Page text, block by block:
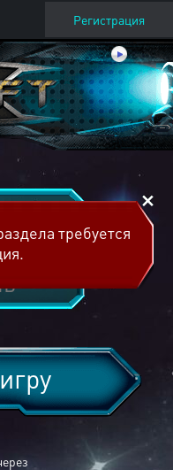
Регистрация
требуется